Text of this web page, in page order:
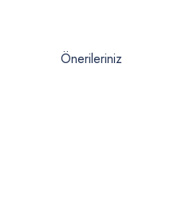
Önerileriniz